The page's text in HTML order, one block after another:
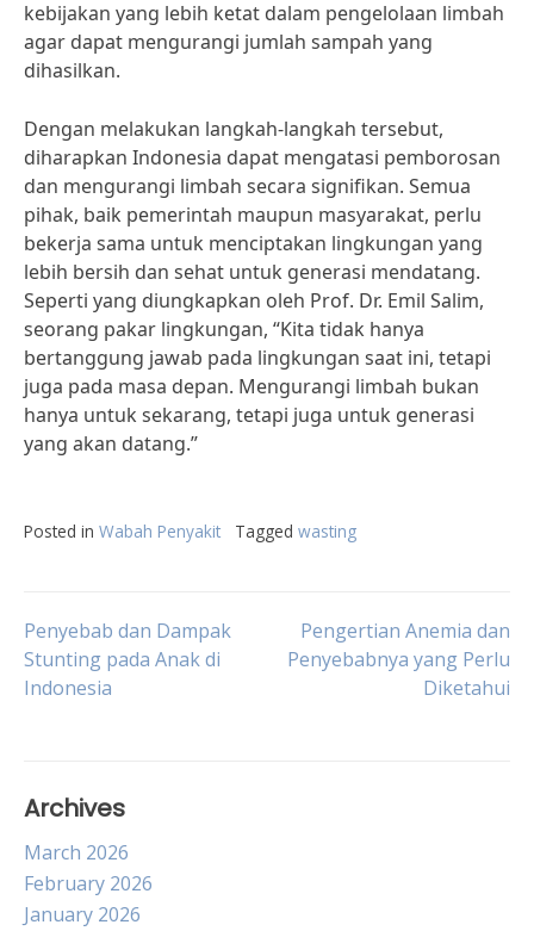
kebijakan yang lebih ketat dalam pengelolaan limbah
agar dapat mengurangi jumlah sampah yang
dihasilkan.
Dengan melakukan langkah-langkah tersebut,
diharapkan Indonesia dapat mengatasi pemborosan
dan mengurangi limbah secara signifikan. Semua
pihak, baik pemerintah maupun masyarakat, perlu
bekerja sama untuk menciptakan lingkungan yang
lebih bersih dan sehat untuk generasi mendatang.
Seperti yang diungkapkan oleh Prof. Dr. Emil Salim,
seorang pakar lingkungan, “Kita tidak hanya
bertanggung jawab pada lingkungan saat ini, tetapi
juga pada masa depan. Mengurangi limbah bukan
hanya untuk sekarang, tetapi juga untuk generasi
yang akan datang.”
Posted in Wabah Penyakit Tagged wasting
Post
navigation
Penyebab dan Dampak
Stunting pada Anak di
Indonesia
Pengertian Anemia dan
Penyebabnya yang Perlu
Diketahui
Archives
March 2026
February 2026
January 2026